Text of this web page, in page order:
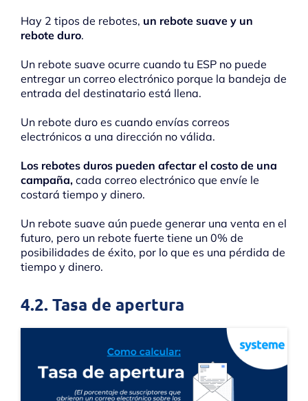
Hay 2 tipos de rebotes, un rebote suave y un
rebote duro.
Un rebote suave ocurre cuando tu ESP no puede
entregar un correo electrónico porque la bandeja de
entrada del destinatario está llena.
Un rebote duro es cuando envías correos
electrónicos a una dirección no válida.
Los rebotes duros pueden afectar el costo de una
campaña, cada correo electrónico que envíe le
costará tiempo y dinero.
Un rebote suave aún puede generar una venta en el
futuro, pero un rebote fuerte tiene un 0% de
posibilidades de éxito, por lo que es una pérdida de
tiempo y dinero.
4.2. Tasa de apertura